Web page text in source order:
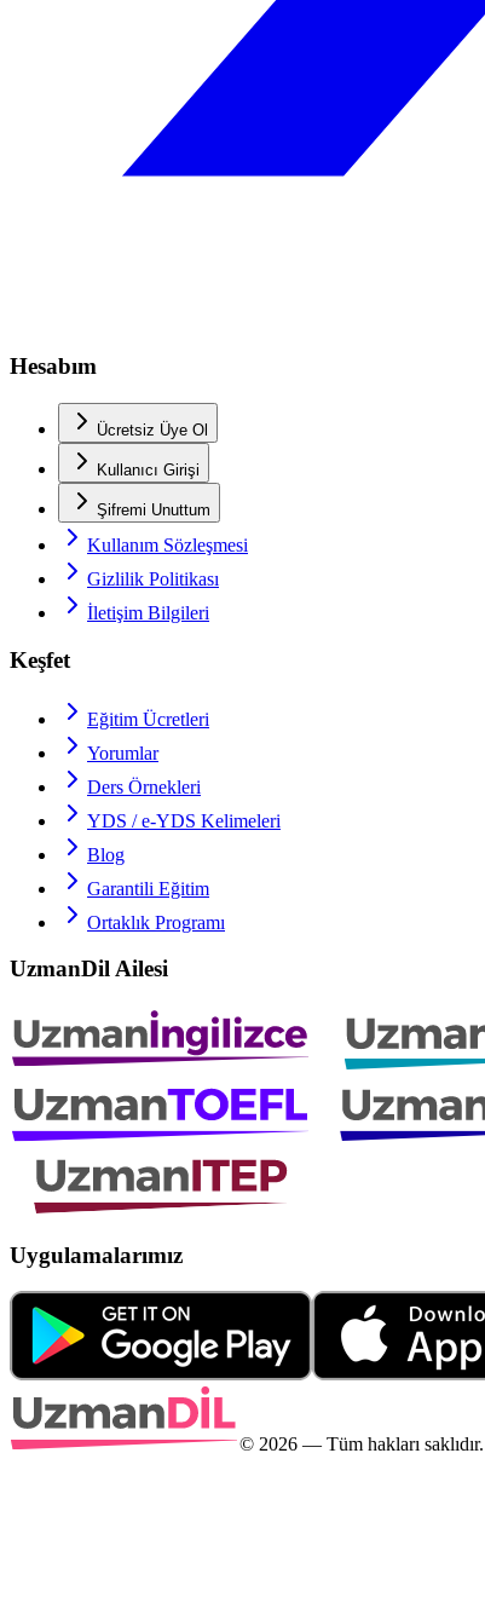
Hesabım
Ücretsiz Üye Ol
Kullanıcı Girişi
Şifremi Unuttum
Kullanım Sözleşmesi
Gizlilik Politikası
İletişim Bilgileri
Keşfet
Eğitim Ücretleri
Yorumlar
Ders Örnekleri
YDS / e-YDS Kelimeleri
Blog
Garantili Eğitim
Ortaklık Programı
UzmanDil Ailesi
Uygulamalarımız
© 2026 — Tüm hakları saklıdır.